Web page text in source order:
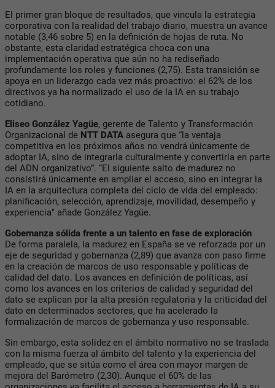
El primer gran bloque de resultados, que vincula la estrategia
corporativa con la realidad del trabajo diario, muestra un avance
notable (3,46 sobre 5) en la definición de hojas de ruta. No
obstante, esta claridad estratégica choca con una
implementación operativa que aún no ha rediseñado
profundamente los roles y funciones (2,75). Esta transición se
apoya en un liderazgo cada vez más proactivo: el 62% de los
directivos ya ha normalizado el uso de la IA en su trabajo
cotidiano.
Eliseo González Yagüe, gerente de Talento y Transformación
Organizacional de NTT DATA asegura que “la ventaja
competitiva en los próximos años no vendrá únicamente de
adoptar IA, sino de integrarla culturalmente y convertirla en parte
del ADN organizativo”. “El siguiente salto de madurez no
consistirá únicamente en ampliar el acceso, sino en integrar la
IA en la arquitectura completa del ciclo de vida del empleado:
planificación, selección, aprendizaje, movilidad, desempeño y
experiencia" añade González Yagüe.
Gobernanza sólida frente a un talento en fase de exploración
De forma paralela, la madurez en España se ve reforzada por un
eje de seguridad y gobernanza (2,89) que avanza con paso firme
en la creación de marcos de uso responsable y políticas de
calidad del dato. Los avances en definición de políticas, así
como los avances en los criterios de calidad y seguridad del
dato se explican por la alta presión regulatoria y la criticidad del
dato en determinados sectores, que ha acelerado la
formalización de marcos de gobernanza y uso responsable.
Sin embargo, esta solidez en el ámbito normativo no se traslada
con la misma fuerza al ámbito del talento y la experiencia del
empleado, que se sitúa como el área con mayor margen de
mejora del Barómetro (2,30). Aunque el 60% de las